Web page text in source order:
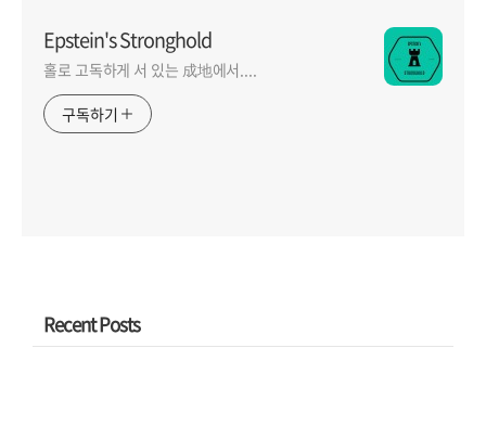
Epstein's Stronghold
홀로 고독하게 서 있는 成地에서....
구독하기
Recent Posts